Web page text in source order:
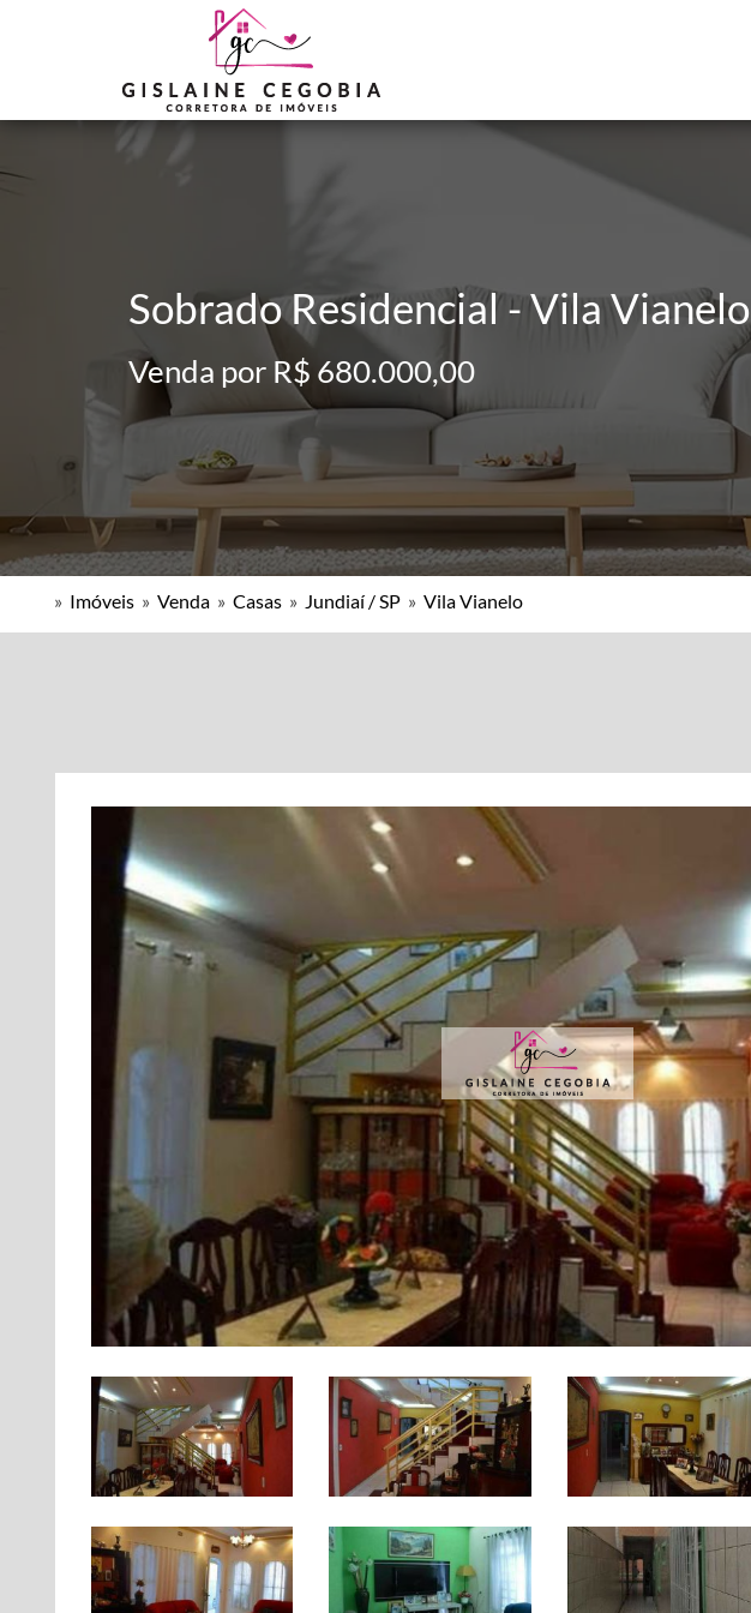
Sobrado Residencial - Vila Vianelo
Venda por R$ 680.000,00
» Imóveis » Venda » Casas » Jundiaí / SP » Vila Vianelo